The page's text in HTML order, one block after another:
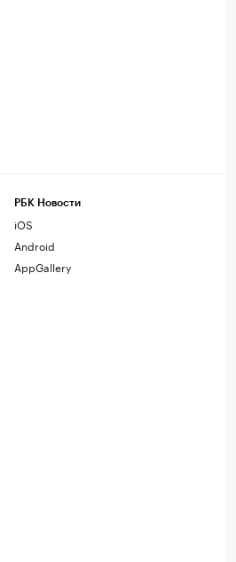
РБК Новости
iOS
Android
AppGallery